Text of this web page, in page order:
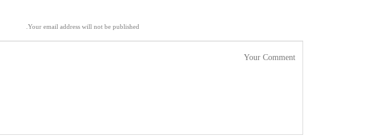
Your email address will not be published.